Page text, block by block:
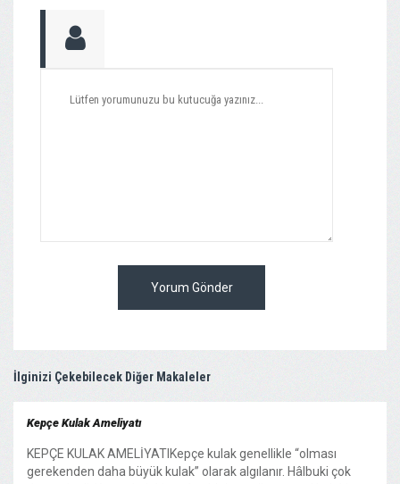
Yorum Gönder
İlginizi Çekebilecek Diğer Makaleler
Kepçe Kulak Ameliyatı
KEPÇE KULAK AMELİYATIKepçe kulak genellikle “olması
gerekenden daha büyük kulak” olarak algılanır. Hâlbuki çok